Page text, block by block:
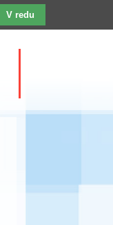
V redu